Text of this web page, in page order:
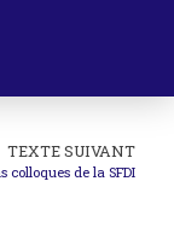
TEXTE SUIVANT
colloques de la SFDI